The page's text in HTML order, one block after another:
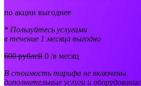
по акции выгоднее
* Пользуйтесь услугами
в течение 1 месяца выгодно
600 рублей 0 /в месяц
В стоимость тарифа не включены
дополнительные услуги и оборудование